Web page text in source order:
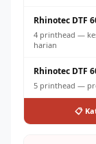
Rhinotec DTF
4 printhead —
harian
Rhinotec DTF
5 printhead —
📋